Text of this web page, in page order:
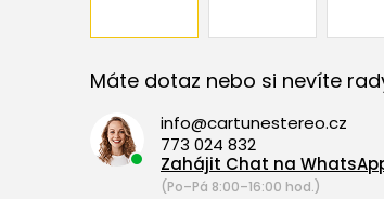
Máte dotaz nebo si nevíte
info@cartunestereo.cz
773 024 832
Zahájit Chat na
(Po–Pá 8:00–16:00 hod.)